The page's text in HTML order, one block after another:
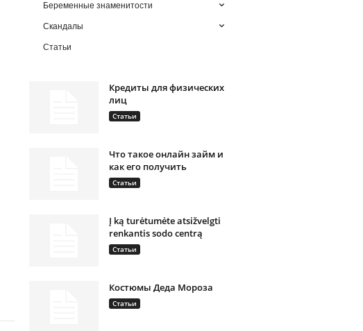
Беременные знаменитости
Скандалы
Статьи
Кредиты для физических
лиц
Статьи
Что такое онлайн займ и
как его получить
Статьи
Į ką turėtumėte atsižvelgti
renkantis sodo centrą
Статьи
Костюмы Деда Мороза
Статьи